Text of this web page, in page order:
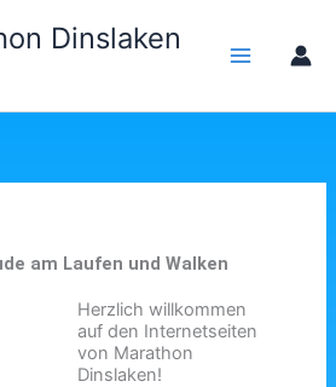
Dinslaken
am Laufen und Walken
Herzlich willkommen
auf den Internetseiten
von Marathon
Dinslaken!